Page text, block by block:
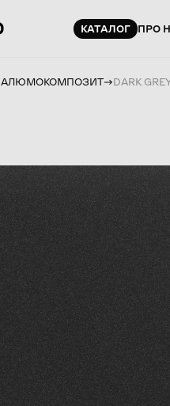
КАТАЛОГ ПРО
АЛЮМОКОМПОЗИТ DARK